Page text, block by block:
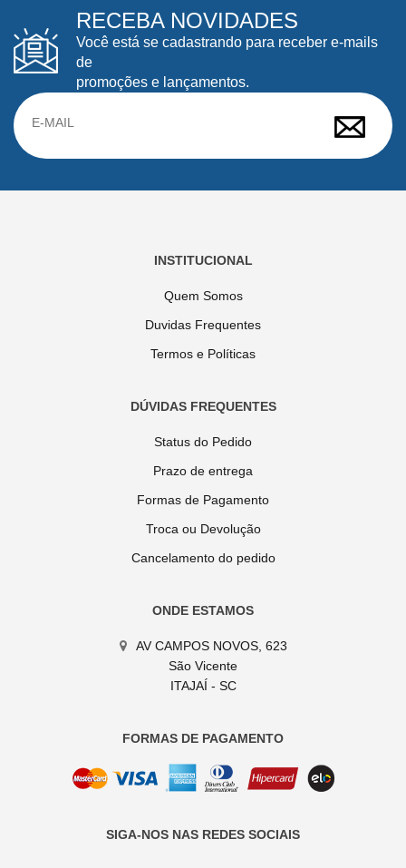
RECEBA NOVIDADES
Você está se cadastrando para receber e-mails
de
promoções e lançamentos.
INSTITUCIONAL
Quem Somos
Duvidas Frequentes
Termos e Políticas
DÚVIDAS FREQUENTES
Status do Pedido
Prazo de entrega
Formas de Pagamento
Troca ou Devolução
Cancelamento do pedido
ONDE ESTAMOS
AV CAMPOS NOVOS, 623
São Vicente
ITAJAÍ - SC
FORMAS DE PAGAMENTO
SIGA-NOS NAS REDES SOCIAIS